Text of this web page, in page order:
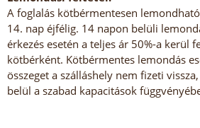
A foglalás kötbérmentesen
14. nap éjfélig. 14 napon belüli
érkezés esetén a teljes ár 50%-a kerül
kötbérként. Kötbérmentes lemondás
összeget a szálláshely nem fizeti
belül a szabad kapacitások